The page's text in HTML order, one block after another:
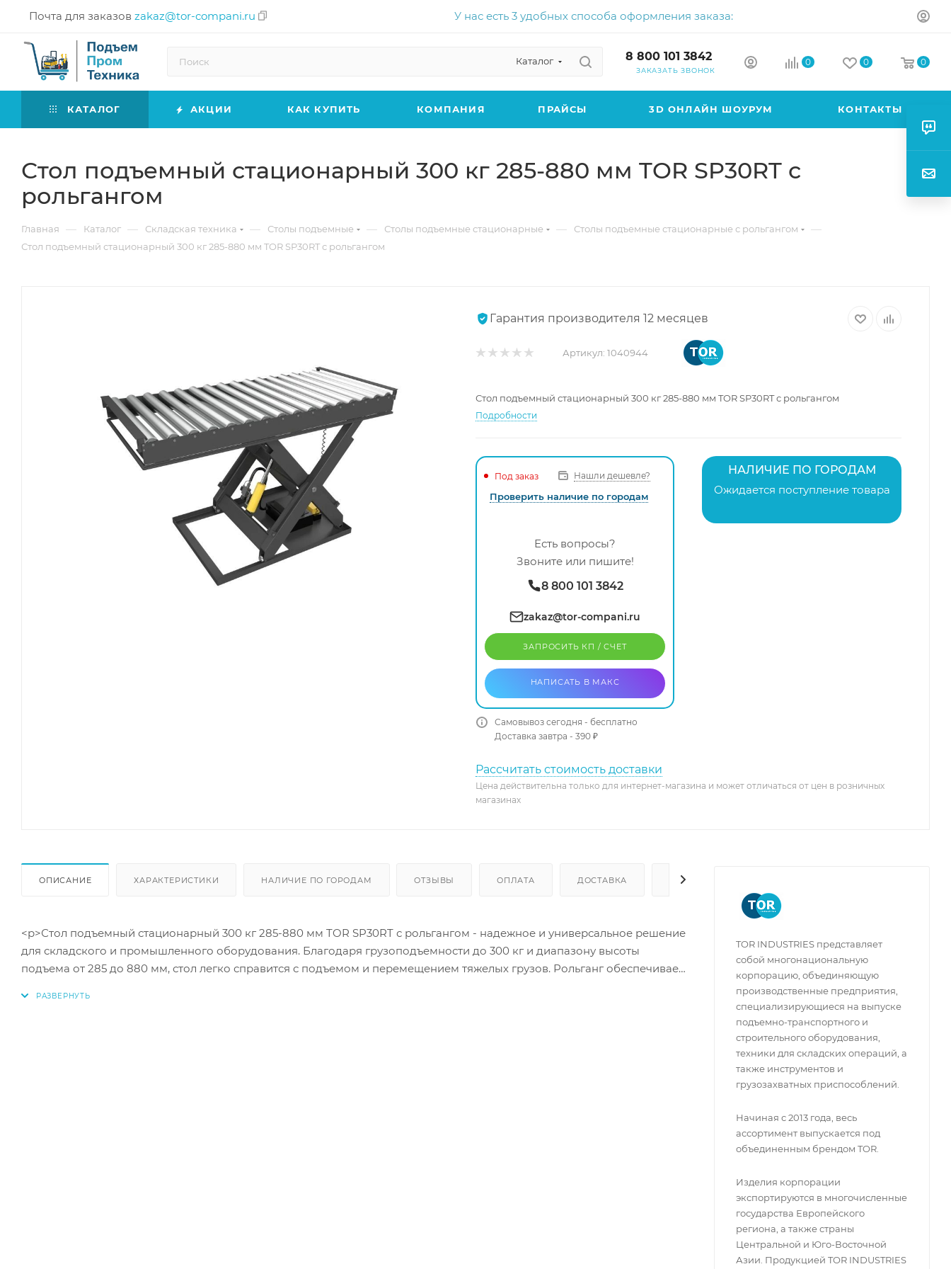
Почта для заказов zakaz@tor-compani.ru У нас есть 3 удобных способа оформления заказа:
Каталог 8 800 101 3842
ЗАКАЗАТЬ ЗВОНОК
0 0 0
КАТАЛОГ АКЦИИ КАК КУПИТЬ КОМПАНИЯ ПРАЙСЫ 3D ОНЛАЙН ШОУРУМ КОНТАКТЫ
Стол подъемный стационарный 300 кг 285-880 мм TOR SP30RT с
рольгангом
Главная — Каталог — Складская техника — Столы подъемные — Столы подъемные стационарные — Столы подъемные стационарные с рольгангом —
Стол подъемный стационарный 300 кг 285-880 мм TOR SP30RT с рольгангом
Гарантия производителя 12 месяцев
Артикул: 1040944
Стол подъемный стационарный 300 кг 285-880 мм TOR SP30RT с рольгангом
Подробности
Под заказ Нашли дешевле?
Проверить наличие по городам
Есть вопросы?
Звоните или пишите!
8 800 101 3842
zakaz@tor-compani.ru
ЗАПРОСИТЬ КП / CЧЕТ
НАПИСАТЬ В МАКС
Самовывоз сегодня - бесплатно
Доставка завтра - 390 ₽
НАЛИЧИЕ ПО ГОРОДАМ
Ожидается поступление товара
Рассчитать стоимость доставки
Цена действительна только для интернет-магазина и может отличаться от цен в розничных
магазинах
ОПИСАНИЕ ХАРАКТЕРИСТИКИ НАЛИЧИЕ ПО ГОРОДАМ ОТЗЫВЫ ОПЛАТА ДОСТАВКА ГАРАНТИЯ И СЕРВИС
<p>Стол подъемный стационарный 300 кг 285-880 мм TOR SP30RT с рольгангом - надежное и универсальное решение
для складского и промышленного оборудования. Благодаря грузоподъемности до 300 кг и диапазону высоты
подъема от 285 до 880 мм, стол легко справится с подъемом и перемещением тяжелых грузов. Рольганг обеспечивает
TOR INDUSTRIES представляет
собой многонациональную
корпорацию, объединяющую
производственные предприятия,
специализирующиеся на выпуске
подъемно-транспортного и
строительного оборудования,
техники для складских операций, а
также инструментов и
грузозахватных приспособлений.
Начиная с 2013 года, весь
ассортимент выпускается под
объединенным брендом TOR.
Изделия корпорации
экспортируются в многочисленные
государства Европейского
региона, а также страны
Центральной и Юго-Восточной
Азии. Продукцией TOR INDUSTRIES